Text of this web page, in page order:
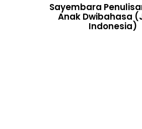
Sayembara
Anak Dwibahasa
Indonesia)